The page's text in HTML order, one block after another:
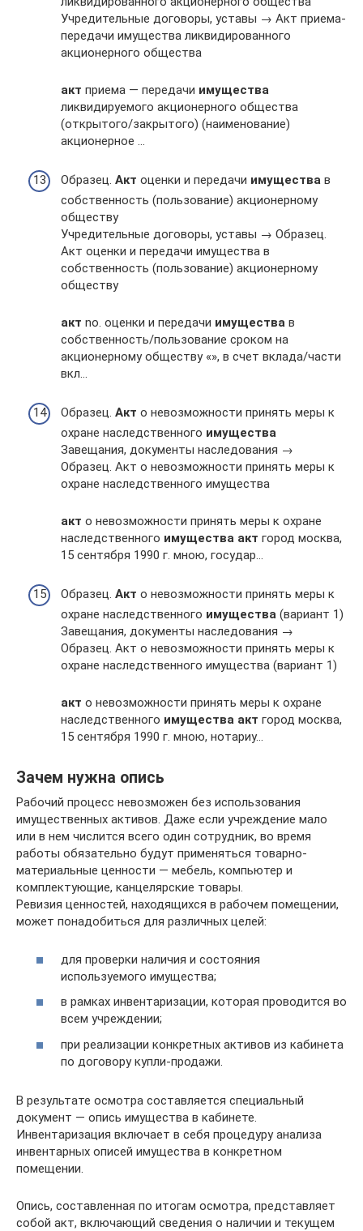
Учредительные договоры, уставы → Акт приема-
передачи имущества ликвидированного
акционерного общества
акт приема — передачи имущества
ликвидируемого акционерного общества
(открытого/закрытого) (наименование)
акционерное …
Образец. Акт оценки и передачи имущества в
собственность (пользование) акционерному
обществу
Учредительные договоры, уставы → Образец.
Акт оценки и передачи имущества в
собственность (пользование) акционерному
обществу
акт no. оценки и передачи имущества в
собственность/пользование сроком на
акционерному обществу «», в счет вклада/части
вкл…
Образец. Акт о невозможности принять меры к
охране наследственного имущества
Завещания, документы наследования →
Образец. Акт о невозможности принять меры к
охране наследственного имущества
акт о невозможности принять меры к охране
наследственного имущества акт город москва,
15 сентября 1990 г. мною, государ…
Образец. Акт о невозможности принять меры к
охране наследственного имущества (вариант 1)
Завещания, документы наследования →
Образец. Акт о невозможности принять меры к
охране наследственного имущества (вариант 1)
акт о невозможности принять меры к охране
наследственного имущества акт город москва,
15 сентября 1990 г. мною, нотариу…
Зачем нужна опись
Рабочий процесс невозможен без использования
имущественных активов. Даже если учреждение мало
или в нем числится всего один сотрудник, во время
работы обязательно будут применяться товарно-
материальные ценности — мебель, компьютер и
комплектующие, канцелярские товары.
Ревизия ценностей, находящихся в рабочем помещении,
может понадобиться для различных целей:
для проверки наличия и состояния
используемого имущества;
в рамках инвентаризации, которая проводится во
всем учреждении;
при реализации конкретных активов из кабинета
по договору купли-продажи.
В результате осмотра составляется специальный
документ — опись имущества в кабинете.
Инвентаризация включает в себя процедуру анализа
инвентарных описей имущества в конкретном
помещении.
Опись, составленная по итогам осмотра, представляет
собой акт, включающий сведения о наличии и текущем